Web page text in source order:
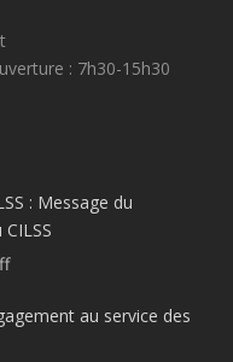
: 7h30-15h30
: Message du
au service des